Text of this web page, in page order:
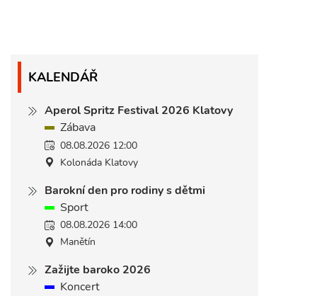
KALENDÁŘ
Aperol Spritz Festival 2026 Klatovy
Zábava
08.08.2026 12:00
Kolonáda Klatovy
Barokní den pro rodiny s dětmi
Sport
08.08.2026 14:00
Manětín
Zažijte baroko 2026
Koncert